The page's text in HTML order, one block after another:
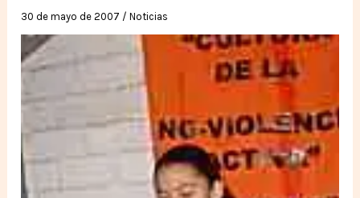
30 de mayo de 2007 /Noticias